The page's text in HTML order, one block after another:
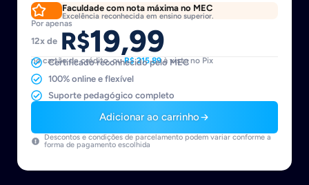
Faculdade com nota máxima no MEC
Excelência reconhecida em ensino superior.
Por apenas
12x de R$19,99
no cartão de crédito, ouR$ 215,89à vista no Pix
Certificado reconhecido pelo MEC
100% online e flexível
Suporte pedagógico completo
Adicionar ao carrinho
Descontos e condições de parcelamento podem variar conforme a
forma de pagamento escolhida